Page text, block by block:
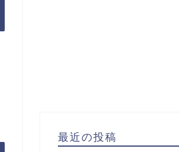
最近の投稿